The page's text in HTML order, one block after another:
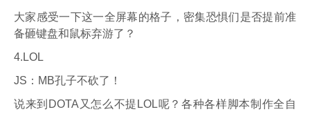
大家感受一下这一全屏幕的格子，密集恐惧们是否提前准
备砸键盘和鼠标弃游了？
4.LOL
JS：MB孔子不砍了！
说来到DOTA又怎么不提LOL呢？各种各样脚本制作全自